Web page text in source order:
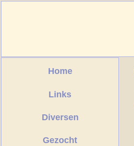
Home
Links
Diversen
Gezocht